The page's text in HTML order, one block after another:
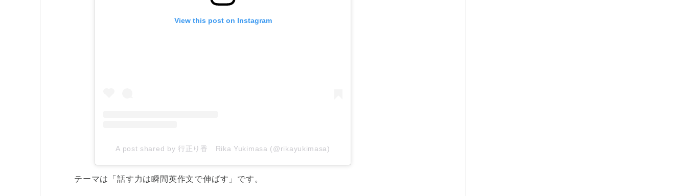
View this post on Instagram
A post shared by 行正り香 Rika Yukimasa (@rikayukimasa)
テーマは「話す力は瞬間英作文で伸ばす」です。